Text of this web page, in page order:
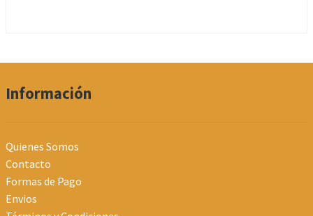
Información
Quienes Somos
Contacto
Formas de Pago
Envios